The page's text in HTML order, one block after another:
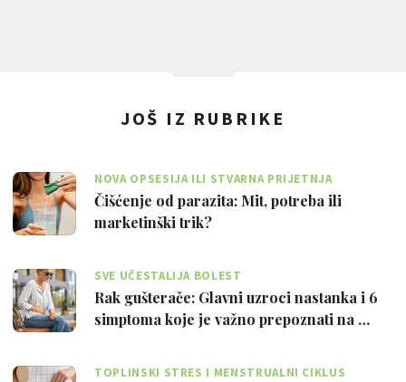
JOŠ IZ RUBRIKE
NOVA OPSESIJA ILI STVARNA PRIJETNJA
Čišćenje od parazita: Mit, potreba ili
marketinški trik?
SVE UČESTALIJA BOLEST
Rak gušterače: Glavni uzroci nastanka i 6
simptoma koje je važno prepoznati na …
TOPLINSKI STRES I MENSTRUALNI CIKLUS